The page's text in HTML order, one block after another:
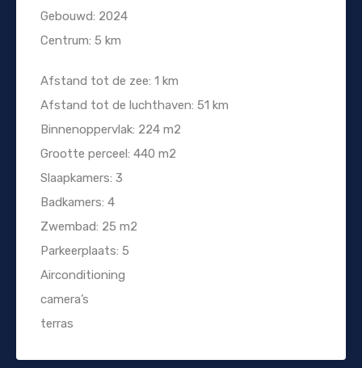
Gebouwd: 2024
Centrum: 5 km
Afstand tot de zee: 1 km
Afstand tot de luchthaven: 51 km
Binnenoppervlak: 224 m2
Grootte perceel: 440 m2
Slaapkamers: 3
Badkamers: 4
Zwembad: 25 m2
Parkeerplaats: 5
Airconditioning
camera’s
terras